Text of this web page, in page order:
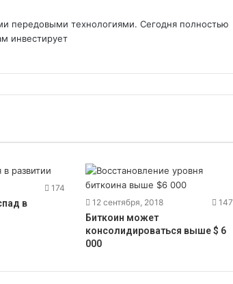
передовыми технологиями. Сегодня полностью
инвестирует
174
в
12 сентября, 2018 147
Биткоин может
консолидироваться выше $ 6
000